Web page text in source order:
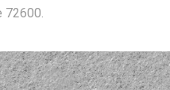
72600.